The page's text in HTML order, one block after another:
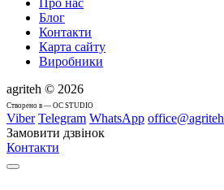
Про нас
Блог
Контакти
Карта сайту
Виробники
agriteh © 2026
Cтворено в — OC STUDIO
Viber Telegram WhatsApp
Замовити дзвінок
Контакти